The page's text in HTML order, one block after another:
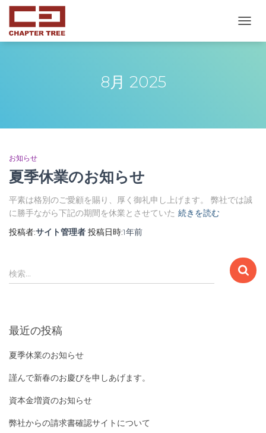
ビ
8月 2025
お知らせ
夏季休業のお知らせ
平素は格別のご愛顧を賜り、厚く御礼申し上げます。 弊社では誠
に勝手ながら下記の期間を休業とさせていた 続きを読む
投稿者:サイト管理者 投稿日時:1年前
検
索
検索…
最近の投稿
夏季休業のお知らせ
謹んで新春のお慶びを申しあげます。
資本金増資のお知らせ
弊社からの請求書確認サイトについて